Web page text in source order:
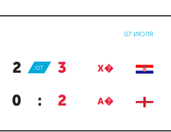
07 ИЮЛЯ
2 : 3 Х�
ОТ
0 : 2 А�